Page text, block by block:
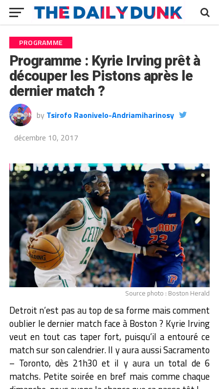
PROGRAMME
Programme : Kyrie Irving prêt à
découper les Pistons après le
dernier match ?
by Tsirofo Raonivelo-Andriamiharinosy
décembre 10, 2017
Source photo : Boston Herald
Detroit n’est pas au top de sa forme mais comment
oublier le dernier match face à Boston ? Kyrie Irving
veut en tout cas taper fort, puisqu’il a entouré ce
match sur son calendrier. Il y aura aussi Sacramento
– Toronto, dès 21h30 et il y aura un total de 6
matchs. Petite soirée en bref mais comme chaque